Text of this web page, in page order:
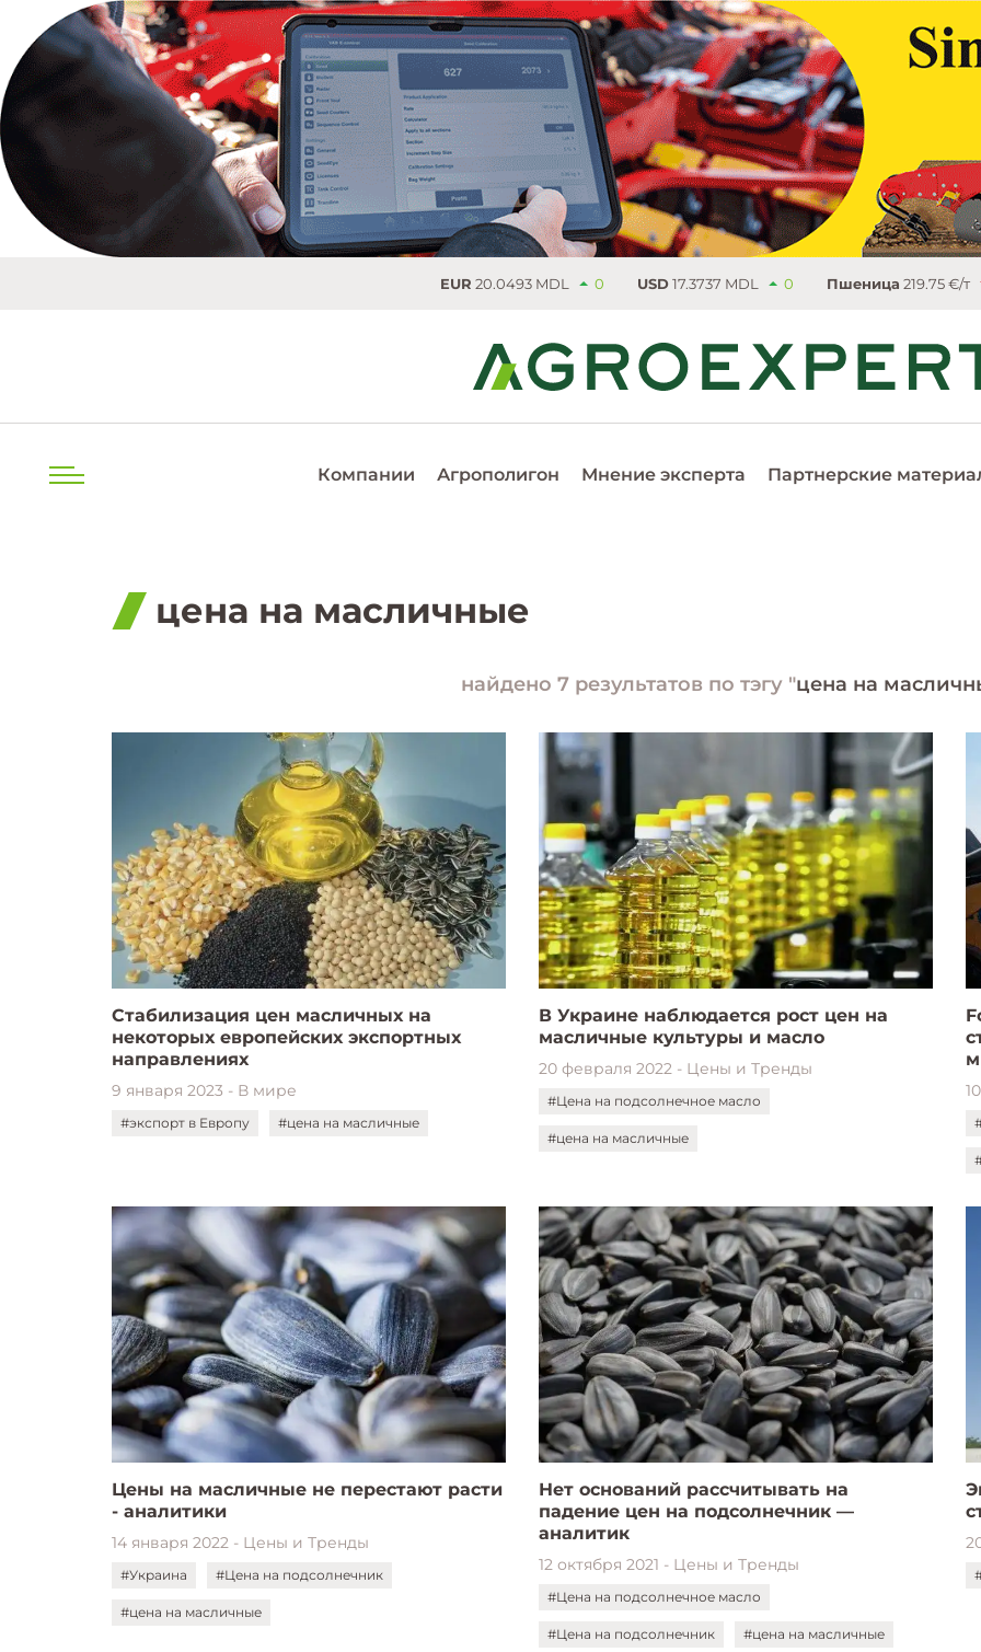
20.0493 MDL 0 USD17.3737 MDL 0 Пшеница219.75 €/т 4.5
Компании Агрополигон Мнение эксперта Партнерские
цена на масличные
найдено 7 результатов по тэгу "цена на
Стабилизация цен масличных на
некоторых европейских экспортных
направлениях
9 января 2023 - В мире
#экспорт в Европу #цена на масличные
В Украине наблюдается рост цен на
масличные культуры и масло
20 февраля 2022 - Цены и Тренды
#Цена на подсолнечное масло
#цена на масличные
Цены на масличные не перестают расти
- аналитики
14 января 2022 - Цены и Тренды
#Украина #Цена на подсолнечник
#цена на масличные
Нет оснований рассчитывать на
падение цен на подсолнечник —
аналитик
12 октября 2021 - Цены и Тренды
#Цена на подсолнечное масло
#Цена на подсолнечник #цена на масличные